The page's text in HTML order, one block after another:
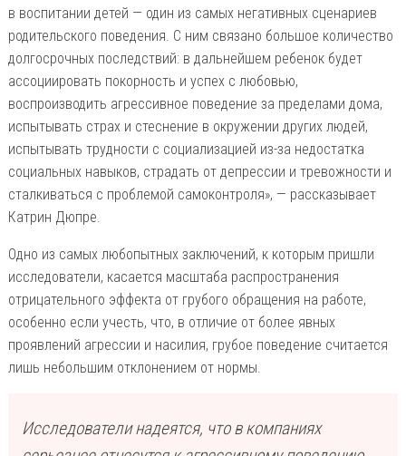
в воспитании детей — один из самых негативных сценариев
родительского поведения. С ним связано большое количество
долгосрочных последствий: в дальнейшем ребенок будет
ассоциировать покорность и успех с любовью,
воспроизводить агрессивное поведение за пределами дома,
испытывать страх и стеснение в окружении других людей,
испытывать трудности с социализацией из-за недостатка
социальных навыков, страдать от депрессии и тревожности и
сталкиваться с проблемой самоконтроля», — рассказывает
Катрин Дюпре.
Одно из самых любопытных заключений, к которым пришли
исследователи, касается масштаба распространения
отрицательного эффекта от грубого обращения на работе,
особенно если учесть, что, в отличие от более явных
проявлений агрессии и насилия, грубое поведение считается
лишь небольшим отклонением от нормы.
Исследователи надеятся, что в компаниях